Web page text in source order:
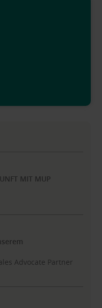
MIT MUP
Advocate Partner